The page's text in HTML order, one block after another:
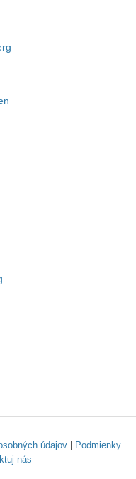
údajov|
Podmienky
nás